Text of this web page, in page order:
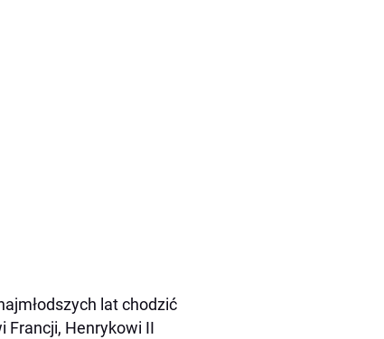
lat chodzić
Francji, Henrykowi II